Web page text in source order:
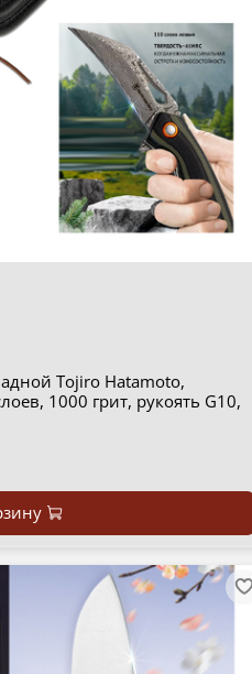
Tojiro Hatamoto,
1000 грит, рукоять G10,